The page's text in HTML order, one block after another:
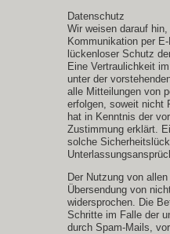
Datenschutz
Wir weisen darauf
Kommunikation per
lückenloser Schutz
Eine Vertraulichkeit
unter der
alle Mitteilungen von
erfolgen, soweit nicht
hat in Kenntnis der
Zustimmung erklärt.
solche
Der Nutzung von
Übersendung von
widersprochen. Die
Schritte im Falle der
durch Spam-Mails,